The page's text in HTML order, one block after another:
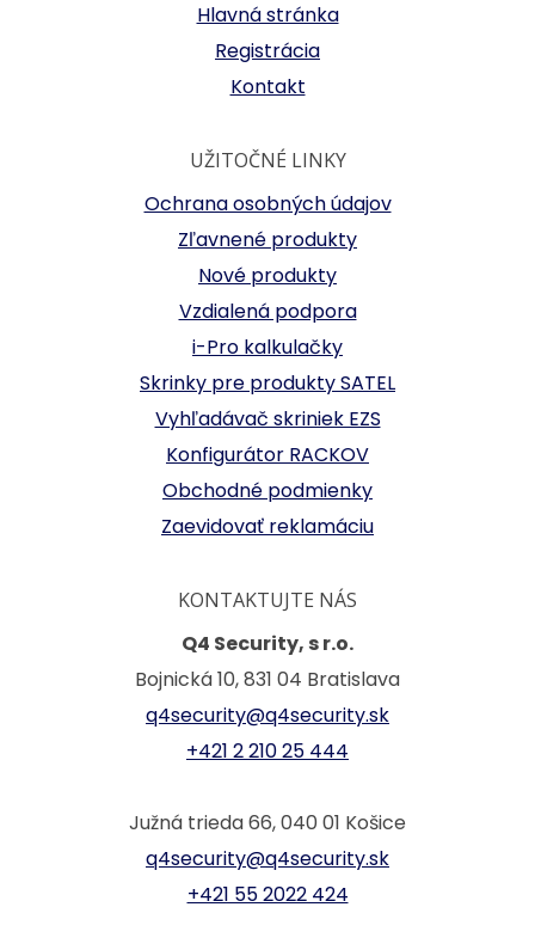
Hlavná stránka
Registrácia
Kontakt
UŽITOČNÉ LINKY
Ochrana osobných údajov
Zľavnené produkty
Nové produkty
Vzdialená podpora
i-Pro kalkulačky
Skrinky pre produkty SATEL
Vyhľadávač skriniek EZS
Konfigurátor RACKOV
Obchodné podmienky
Zaevidovať reklamáciu
KONTAKTUJTE NÁS
Q4 Security, s r.o.
Bojnická 10, 831 04 Bratislava
q4security@q4security.sk
+421 2 210 25 444
Južná trieda 66, 040 01 Košice
q4security@q4security.sk
+421 55 2022 424